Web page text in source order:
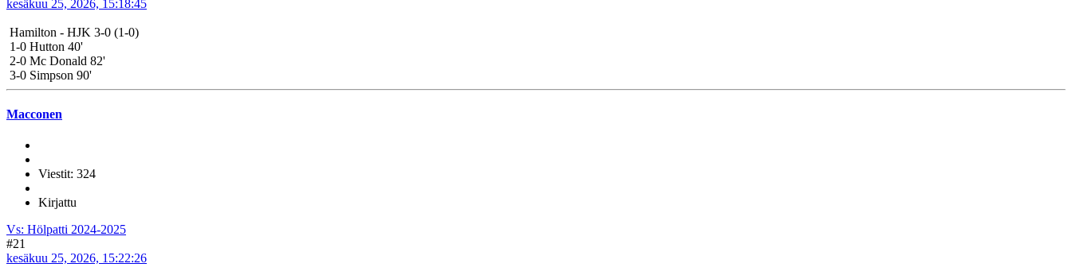
kesäkuu 25, 2026, 15:18:45
Hamilton - HJK 3-0 (1-0)
1-0 Hutton 40'
2-0 Mc Donald 82'
3-0 Simpson 90'
Macconen
Viestit: 324
Kirjattu
Vs: Hölpatti 2024-2025
#21
kesäkuu 25, 2026, 15:22:26